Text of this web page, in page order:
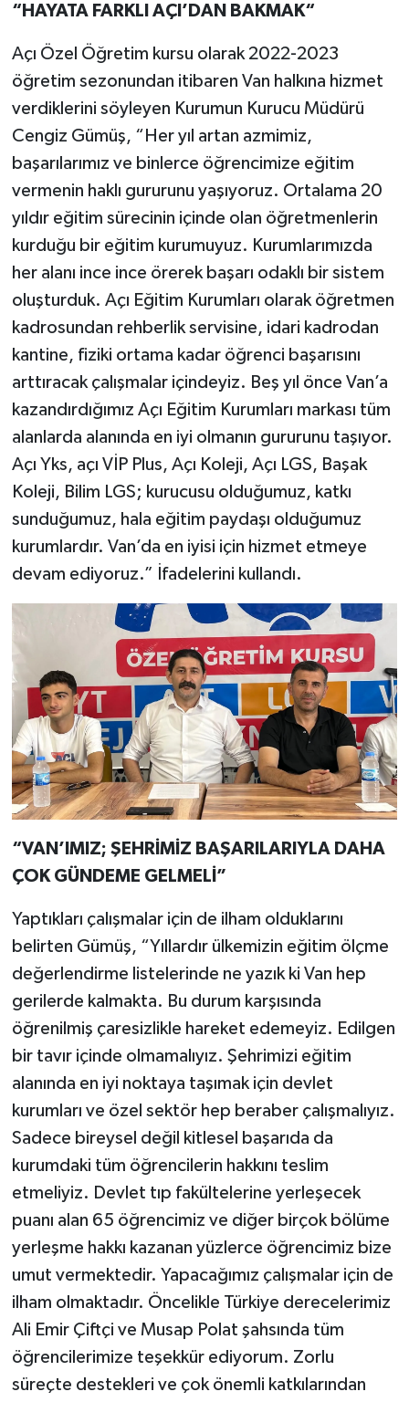
“HAYATA FARKLI AÇI’DAN BAKMAK“
Açı Özel Öğretim kursu olarak 2022-2023
öğretim sezonundan itibaren Van halkına hizmet
verdiklerini söyleyen Kurumun Kurucu Müdürü
Cengiz Gümüş, “Her yıl artan azmimiz,
başarılarımız ve binlerce öğrencimize eğitim
vermenin haklı gururunu yaşıyoruz. Ortalama 20
yıldır eğitim sürecinin içinde olan öğretmenlerin
kurduğu bir eğitim kurumuyuz. Kurumlarımızda
her alanı ince ince örerek başarı odaklı bir sistem
oluşturduk. Açı Eğitim Kurumları olarak öğretmen
kadrosundan rehberlik servisine, idari kadrodan
kantine, fiziki ortama kadar öğrenci başarısını
arttıracak çalışmalar içindeyiz. Beş yıl önce Van’a
kazandırdığımız Açı Eğitim Kurumları markası tüm
alanlarda alanında en iyi olmanın gururunu taşıyor.
Açı Yks, açı VİP Plus, Açı Koleji, Açı LGS, Başak
Koleji, Bilim LGS; kurucusu olduğumuz, katkı
sunduğumuz, hala eğitim paydaşı olduğumuz
kurumlardır. Van’da en iyisi için hizmet etmeye
devam ediyoruz.” İfadelerini kullandı.
“VAN’IMIZ; ŞEHRİMİZ BAŞARILARIYLA DAHA
ÇOK GÜNDEME GELMELİ”
Yaptıkları çalışmalar için de ilham olduklarını
belirten Gümüş, “Yıllardır ülkemizin eğitim ölçme
değerlendirme listelerinde ne yazık ki Van hep
gerilerde kalmakta. Bu durum karşısında
öğrenilmiş çaresizlikle hareket edemeyiz. Edilgen
bir tavır içinde olmamalıyız. Şehrimizi eğitim
alanında en iyi noktaya taşımak için devlet
kurumları ve özel sektör hep beraber çalışmalıyız.
Sadece bireysel değil kitlesel başarıda da
kurumdaki tüm öğrencilerin hakkını teslim
etmeliyiz. Devlet tıp fakültelerine yerleşecek
puanı alan 65 öğrencimiz ve diğer birçok bölüme
yerleşme hakkı kazanan yüzlerce öğrencimiz bize
umut vermektedir. Yapacağımız çalışmalar için de
ilham olmaktadır. Öncelikle Türkiye derecelerimiz
Ali Emir Çiftçi ve Musap Polat şahsında tüm
öğrencilerimize teşekkür ediyorum. Zorlu
süreçte destekleri ve çok önemli katkılarından